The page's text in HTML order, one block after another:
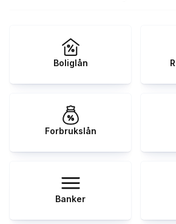
Boliglån
Forbrukslån
Banker